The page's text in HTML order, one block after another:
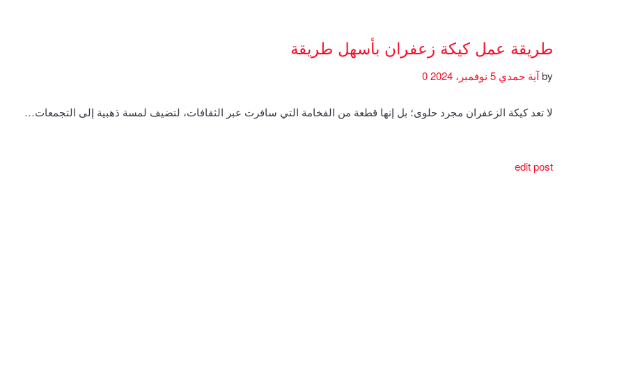
طريقة عمل كيكة زعفران بأسهل طريقة
byآية حمدي
لا تعد كيكة الزعفران مجرد حلوى؛ بل إنها قطعة من الفخامة التي سافرت عبر الثقافات، لتضيف لمسة ذهبية إلى التجمعات…
edit post